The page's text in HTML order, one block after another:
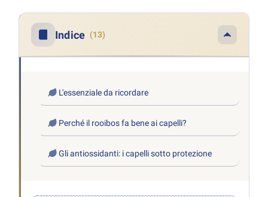
Indice (13)
L'essenziale da ricordare
Perché il rooibos fa bene ai capelli?
Gli antiossidanti: i capelli sotto protezione